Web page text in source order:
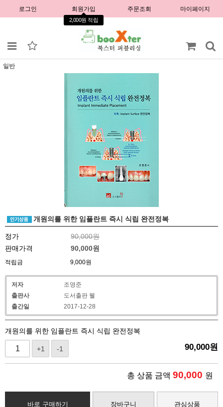
로그인 회원가입
2,000원 적립
주문조회 마이페이지
일반
개원의를 위한 임플란트 즉시 식립 완전정복
정가
90,000원
판매가격
90,000원
적립금 9,000원
저자
조영준
출판사
도서출판 웰
출간일
2017-12-28
개원의를 위한 임플란트 즉시 식립 완전정복
+1 -1 90,000원
총 상품 금액 90,000 원
바로 구매하기 장바구니 관심상품